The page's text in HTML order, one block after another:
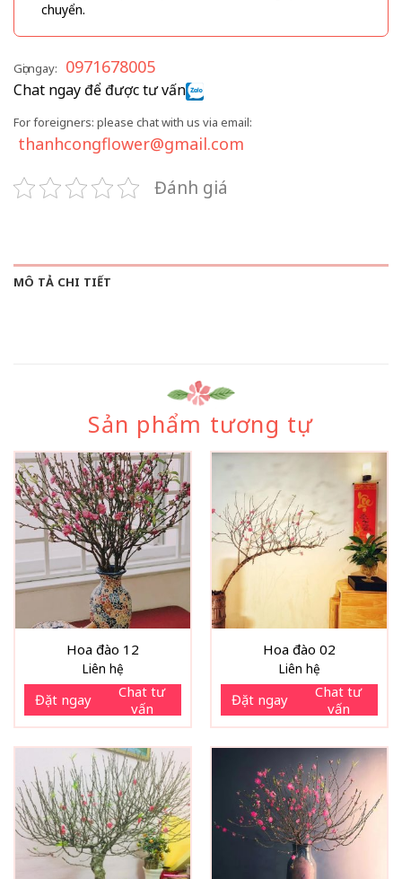
chuyển.
Gọi ngay: 0971678005
Chat ngay để được tư vấn
For foreigners: please chat with us via email:
thanhcongflower@gmail.com
Đánh giá
MÔ TẢ CHI TIẾT
Sản phẩm tương tự
Hoa đào 12
Liên hệ
Đặt ngay
Chat tư
vấn
Hoa đào 02
Liên hệ
Đặt ngay
Chat tư
vấn